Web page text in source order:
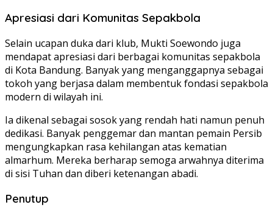
Apresiasi dari Komunitas Sepakbola
Selain ucapan duka dari klub, Mukti Soewondo juga
mendapat apresiasi dari berbagai komunitas sepakbola
di Kota Bandung. Banyak yang menganggapnya sebagai
tokoh yang berjasa dalam membentuk fondasi sepakbola
modern di wilayah ini.
Ia dikenal sebagai sosok yang rendah hati namun penuh
dedikasi. Banyak penggemar dan mantan pemain Persib
mengungkapkan rasa kehilangan atas kematian
almarhum. Mereka berharap semoga arwahnya diterima
di sisi Tuhan dan diberi ketenangan abadi.
Penutup